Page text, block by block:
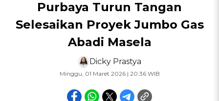
Purbaya Turun Tangan
Selesaikan Proyek Jumbo Gas
Abadi Masela
Dicky Prastya
Minggu, 01 Maret 2026 | 20:36 WIB